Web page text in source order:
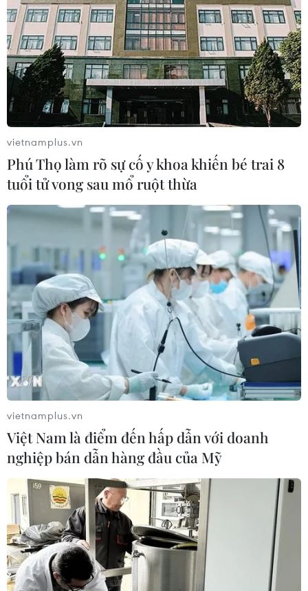
vietnamplus.vn
Phú Thọ làm rõ sự cố y khoa khiến bé trai 8
tuổi tử vong sau mổ ruột thừa
vietnamplus.vn
Việt Nam là điểm đến hấp dẫn với doanh
nghiệp bán dẫn hàng đầu của Mỹ